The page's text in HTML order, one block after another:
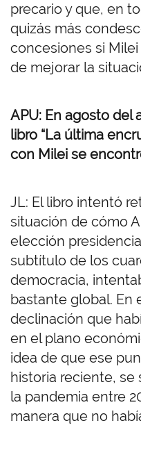
precario y que, en
quizás más
concesiones si
de mejorar la
APU: En agosto del
libro “La última
con Milei se
JL: El libro intentó
situación de cómo
elección
subtítulo de los
democracia,
bastante global. En
declinación que
en el plano
idea de que ese
historia reciente,
la pandemia entre
manera que no